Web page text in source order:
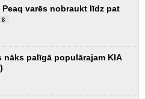
varēs nobraukt līdz pat
8
nāks palīgā populārajam KIA